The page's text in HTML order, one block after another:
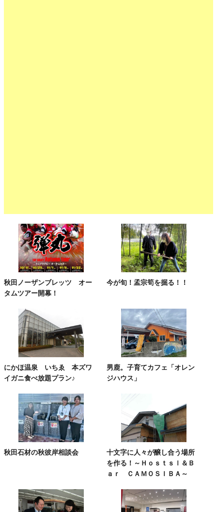
秋田ノーザンブレッツ オー
タムツアー開幕！
今が旬！孟宗筍を掘る！！
にかほ温泉 いちゑ 本ズワ
イガニ食べ放題プラン♪
男鹿。子育てカフェ「オレン
ジハウス」
秋田石材の秋彼岸相談会
十文字に人々が醸し合う場所
を作る！～Ｈｏｓｔｓｌ＆Ｂ
ａｒ ＣＡＭＯＳＩＢＡ～